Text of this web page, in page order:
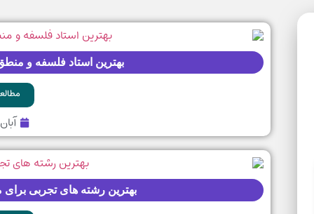
بهترین استاد فلسفه و منطق
آبان ۲۹,
بهترین رشته های تجربی برای مهاجرت